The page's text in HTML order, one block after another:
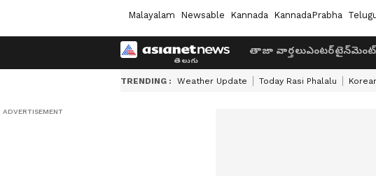
Malayalam Newsable Kannada KannadaPrabha
తాజా వార్తలుఎంటర్‌టైన్‌మెంట్
TRENDING : Weather Update Today Rasi Phalalu